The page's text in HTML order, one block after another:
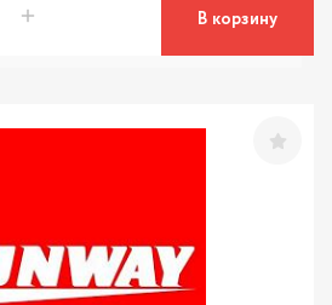
В корзину